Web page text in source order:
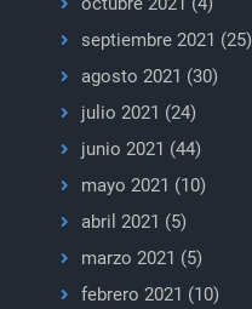
septiembre 2021 (25)
agosto 2021 (30)
julio 2021 (24)
junio 2021 (44)
mayo 2021 (10)
abril 2021 (5)
marzo 2021 (5)
febrero 2021 (10)